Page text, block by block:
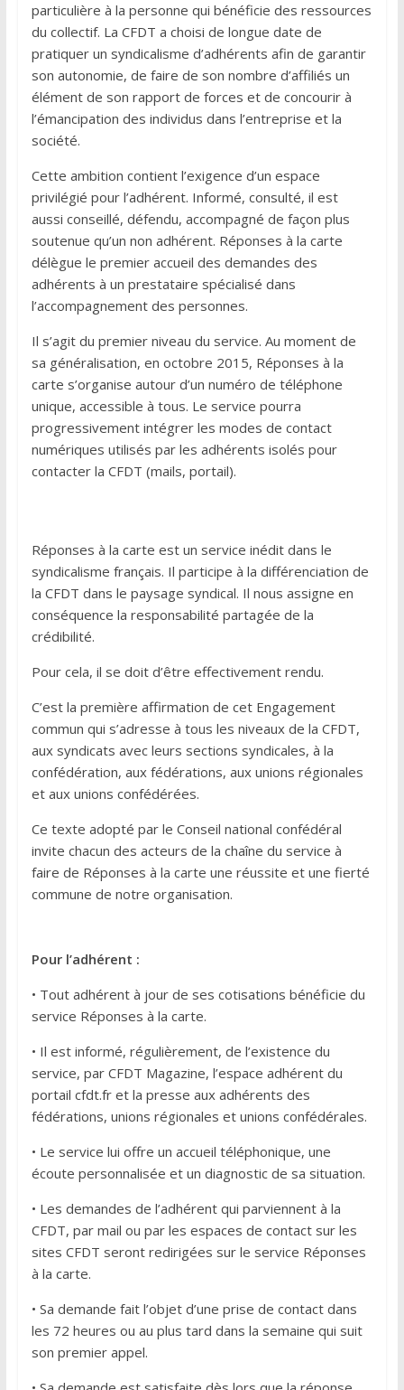
particulière à la personne qui bénéficie des ressources
du collectif. La CFDT a choisi de longue date de
pratiquer un syndicalisme d’adhérents afin de garantir
son autonomie, de faire de son nombre d’affiliés un
élément de son rapport de forces et de concourir à
l’émancipation des individus dans l’entreprise et la
société.
Cette ambition contient l’exigence d’un espace
privilégié pour l’adhérent. Informé, consulté, il est
aussi conseillé, défendu, accompagné de façon plus
soutenue qu’un non adhérent. Réponses à la carte
délègue le premier accueil des demandes des
adhérents à un prestataire spécialisé dans
l’accompagnement des personnes.
Il s’agit du premier niveau du service. Au moment de
sa généralisation, en octobre 2015, Réponses à la
carte s’organise autour d’un numéro de téléphone
unique, accessible à tous. Le service pourra
progressivement intégrer les modes de contact
numériques utilisés par les adhérents isolés pour
contacter la CFDT (mails, portail).
Réponses à la carte est un service inédit dans le
syndicalisme français. Il participe à la différenciation de
la CFDT dans le paysage syndical. Il nous assigne en
conséquence la responsabilité partagée de la
crédibilité.
Pour cela, il se doit d’être effectivement rendu.
C’est la première affirmation de cet Engagement
commun qui s’adresse à tous les niveaux de la CFDT,
aux syndicats avec leurs sections syndicales, à la
confédération, aux fédérations, aux unions régionales
et aux unions confédérées.
Ce texte adopté par le Conseil national confédéral
invite chacun des acteurs de la chaîne du service à
faire de Réponses à la carte une réussite et une fierté
commune de notre organisation.
Pour l’adhérent :
• Tout adhérent à jour de ses cotisations bénéficie du
service Réponses à la carte.
• Il est informé, régulièrement, de l’existence du
service, par CFDT Magazine, l’espace adhérent du
portail cfdt.fr et la presse aux adhérents des
fédérations, unions régionales et unions confédérales.
• Le service lui offre un accueil téléphonique, une
écoute personnalisée et un diagnostic de sa situation.
• Les demandes de l’adhérent qui parviennent à la
CFDT, par mail ou par les espaces de contact sur les
sites CFDT seront redirigées sur le service Réponses
à la carte.
• Sa demande fait l’objet d’une prise de contact dans
les 72 heures ou au plus tard dans la semaine qui suit
son premier appel.